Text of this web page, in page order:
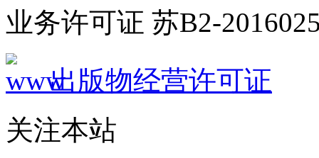
业务许可证 苏B2-
出版物经营许可证
关注本站